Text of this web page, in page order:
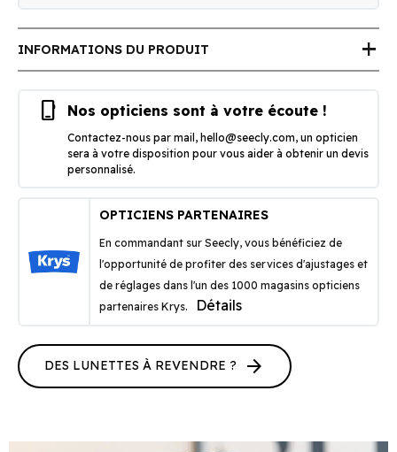
INFORMATIONS DU PRODUIT add
phone_iphone Nos opticiens sont à votre écoute !
Contactez-nous par mail, hello@seecly.com, un opticien
sera à votre disposition pour vous aider à obtenir un devis
personnalisé.
OPTICIENS PARTENAIRES
En commandant sur Seecly, vous bénéficiez de
l'opportunité de profiter des services d'ajustages et
de réglages dans l'un des 1000 magasins opticiens
partenaires Krys.
Détails
DES LUNETTES À REVENDRE ? arrow_forward